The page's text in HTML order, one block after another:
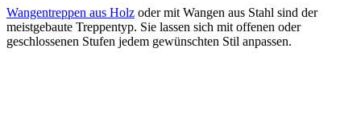
Wangentreppen aus Holz oder mit Wangen aus Stahl sind der
meistgebaute Treppentyp. Sie lassen sich mit offenen oder
geschlossenen Stufen jedem gewünschten Stil anpassen.